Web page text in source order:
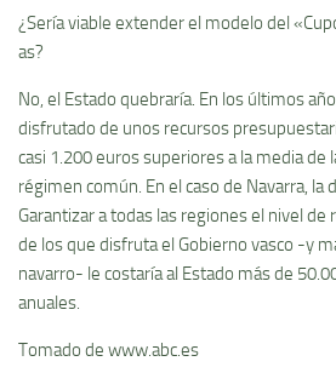
¿Serí­a viable extender el modelo del
as?
No, el Estado quebrarí­a. En los últimos
disfrutado de unos recursos
casi 1.200 euros superiores a la media de
régimen común. En el caso de Navarra, la
Garantizar a todas las regiones el nivel
de los que disfruta el Gobierno vasco -y
navarro- le costarí­a al Estado más de
anuales.
Tomado de www.abc.es